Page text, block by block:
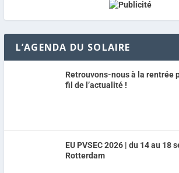
L’AGENDA DU SOLAIRE
Retrouvons-nous à la rentrée
fil de l’actualité !
EU PVSEC 2026 | du 14 au 18
Rotterdam